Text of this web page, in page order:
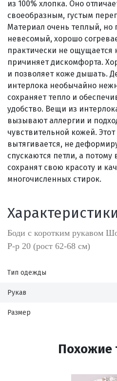
из 100% хлопка. Оно
своеобразным, густым
Материал очень теплый, но
невесомый, хорошо
практически не ощущается
причиняет дискомфорта.
и позволяет коже дышать.
интерлока необычайно
сохраняет тепло и
удобство. Вещи из
вызывают аллергии и
чувствительной кожей.
вытягивается, не
спускаются петли, а
сохранят свою красоту и
многочисленных стирок.
Характеристики
Боди с коротким рукавом
Р-р 20 (рост 62-68 см)
Тип одежды
Рукав
Размер
Похожие